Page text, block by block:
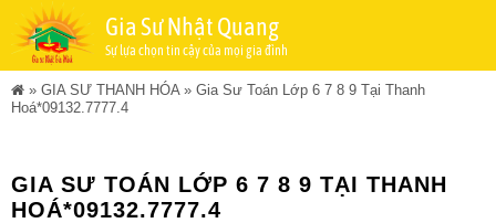
Gia Sư Nhật Quang
Sự lựa chọn tin cậy của mọi gia đình
» GIA SƯ THANH HÓA» Gia Sư Toán Lớp 6 7 8 9 Tại Thanh
Hoá*09132.7777.4
GIA SƯ TOÁN LỚP 6 7 8 9 TẠI THANH
HOÁ*09132.7777.4